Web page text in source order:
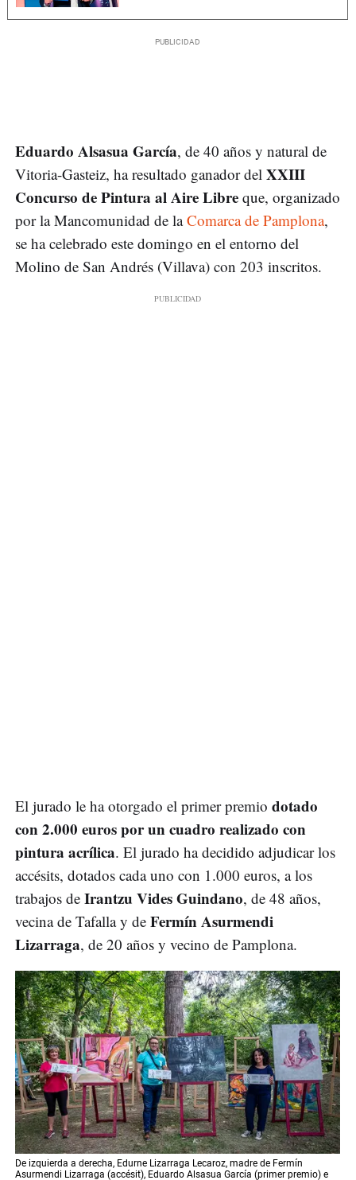
Eduardo Alsasua García, de 40 años y natural de
Vitoria-Gasteiz, ha resultado ganador del XXIII
Concurso de Pintura al Aire Libre que, organizado
por la Mancomunidad de laComarca de Pamplona,
se ha celebrado este domingo en el entorno del
Molino de San Andrés (Villava) con 203 inscritos.
El jurado le ha otorgado el primer premio dotado
con 2.000 euros por un cuadro realizado con
pintura acrílica. El jurado ha decidido adjudicar los
accésits, dotados cada uno con 1.000 euros, a los
trabajos de Irantzu Vides Guindano, de 48 años,
vecina de Tafalla y de Fermín Asurmendi
Lizarraga, de 20 años y vecino de Pamplona.
De izquierda a derecha, Edurne Lizarraga Lecaroz, madre de Fermín
Asurmendi Lizarraga (accésit), Eduardo Alsasua García (primer premio) e